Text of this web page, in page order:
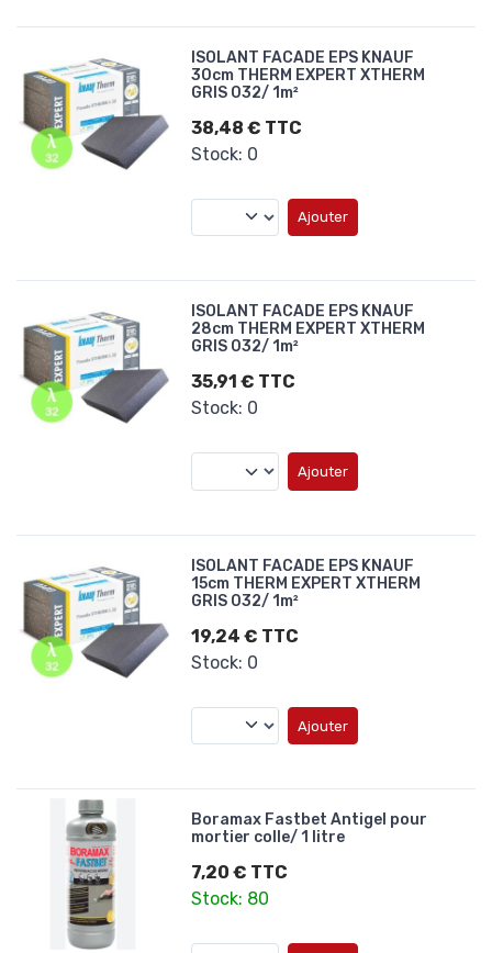
ISOLANT FACADE EPS KNAUF
30cm THERM EXPERT XTHERM
GRIS 032/ 1m²
38,48 € TTC
Stock: 0
Ajouter
ISOLANT FACADE EPS KNAUF
28cm THERM EXPERT XTHERM
GRIS 032/ 1m²
35,91 € TTC
Stock: 0
Ajouter
ISOLANT FACADE EPS KNAUF
15cm THERM EXPERT XTHERM
GRIS 032/ 1m²
19,24 € TTC
Stock: 0
Ajouter
Boramax Fastbet Antigel pour
mortier colle/ 1 litre
7,20 € TTC
Stock: 80